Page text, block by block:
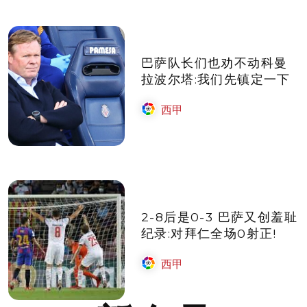
巴萨队长们也劝不动科曼
拉波尔塔:我们先镇定一下
西甲
2-8后是0-3 巴萨又创羞耻
纪录:对拜仁全场0射正!
西甲